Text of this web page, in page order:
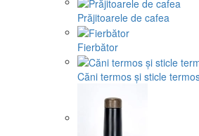
Prăjitoarele de cafea
Fierbător
Căni termos și sticle